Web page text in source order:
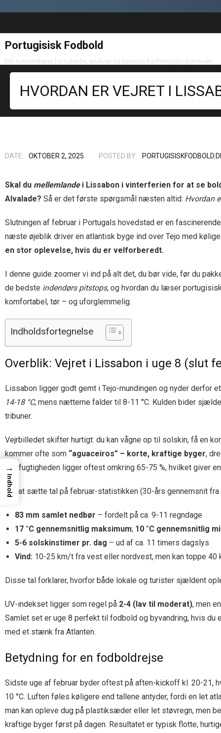
Portugisisk Fodbold
Din hjemmebane for nyheder, analyse og passion fra Portugals grønsvær
HVORDAN ER VEJRET I
DATE: OKTOBER 2, 2025 POSTED BY:
Skal du mellemlandei Lissabon i vinterferien for at se
Alvalade? Så er det første spørgsmål næsten altid: Hvordan
Slutningen af februar i Portugals hovedstad er en
næste øjeblik driver en atlantisk byge ind over Tejo med
en stor oplevelse, hvis du er velforberedt.
I denne guide zoomer vi ind på alt det, du bør vide, før du
de bedste indendørs pitstops, og hvordan du læser
komfortabel, tør – og uforglemmelig.
Indholdsfortegnelse
Overblik: Vejret i Lissabon i uge 8 (slut
Lissabon ligger godt gemt i Tejo-mundingen og nyder derfor
14-18 °C, mens nætterne falder til 8-11 °C. Kulden bider
tribuner.
Vejrbilledet skifter hurtigt: du kan vågne op til solskin, få en
kommer ofte som “aguaceiros” – korte, kraftige byger,
Luftfugtigheden ligger oftest omkring 65-75 %, hvilket giver
For at sætte tal på februar-statistikken (30-års gennemsnit
83 mm samlet nedbør – fordelt på ca. 9-11 regndage
17 °C gennemsnitlig maksimum; 10 °C gennemsnitlig
5-6 solskinstimer pr. dag – ud af ca. 11 timers dagslys
Vind: 10-25 km/t fra vest eller nordvest, men kan toppe
Disse tal forklarer, hvorfor både lokale og turister sjældent
UV-indekset ligger som regel på 2-4 (lav til moderat), men
Samlet set er uge 8 perfekt til fodbold og byvandring, hvis
med et stænk fra Atlanten.
Betydning for en fodboldrejse
Sidste uge af februar byder oftest på aften-kickoff kl. 20-21,
10 °C. Luften føles køligere end tallene antyder, fordi en let
man kan opleve dug på plastiksæder eller let støvregn, men
kraftige byger først på dagen. Resultatet er typisk flotte,
→
Indhold